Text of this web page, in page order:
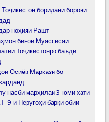
боридани борони
ноҳияи Рашт
бинои Муассисаи
Тоҷикистонро баъди
Осиёи Марказӣ бо
насби марҳилаи 3-юми хати
9-и Неругоҳи барқи обии